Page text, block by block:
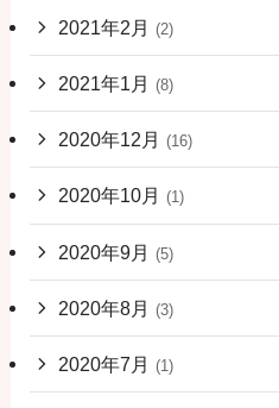
2021年2月 (2)
2021年1月 (8)
2020年12月 (16)
2020年10月 (1)
2020年9月 (5)
2020年8月 (3)
2020年7月 (1)